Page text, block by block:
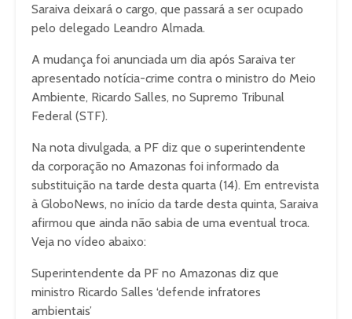
Saraiva deixará o cargo, que passará a ser ocupado
pelo delegado Leandro Almada.
A mudança foi anunciada um dia após Saraiva ter
apresentado notícia-crime contra o ministro do Meio
Ambiente, Ricardo Salles, no Supremo Tribunal
Federal (STF).
Na nota divulgada, a PF diz que o superintendente
da corporação no Amazonas foi informado da
substituição na tarde desta quarta (14). Em entrevista
à GloboNews, no início da tarde desta quinta, Saraiva
afirmou que ainda não sabia de uma eventual troca.
Veja no vídeo abaixo:
Superintendente da PF no Amazonas diz que
ministro Ricardo Salles ‘defende infratores
ambientais’